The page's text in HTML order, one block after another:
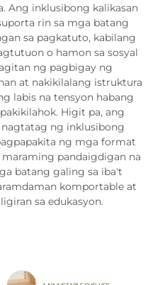
Ang inklusibong kalikasan
rin sa mga batang
sa pagkatuto, kabilang
o hamon sa sosyal
ng pagbigay ng
at nakikilalang istruktura
labis na tensyon habang
Higit pa, ang
nagtatag ng inklusibong
ng mga format
maraming pandaigdigan na
batang galing sa iba't
komportable at
sa edukasyon.